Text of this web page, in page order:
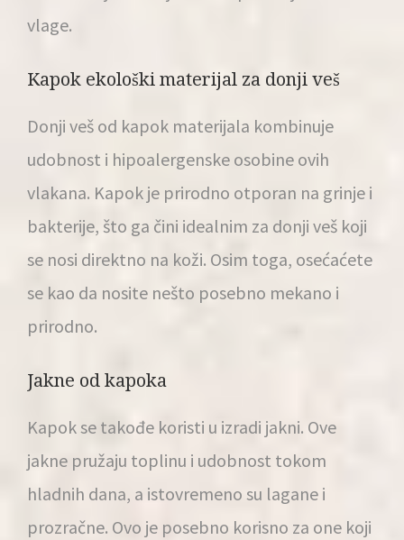
vlage.
Kapok ekološki materijal za donji veš
Donji veš od kapok materijala kombinuje
udobnost i hipoalergenske osobine ovih
vlakana. Kapok je prirodno otporan na grinje i
bakterije, što ga čini idealnim za donji veš koji
se nosi direktno na koži. Osim toga, osećaćete
se kao da nosite nešto posebno mekano i
prirodno.
Jakne od kapoka
Kapok se takođe koristi u izradi jakni. Ove
jakne pružaju toplinu i udobnost tokom
hladnih dana, a istovremeno su lagane i
prozračne. Ovo je posebno korisno za one koji